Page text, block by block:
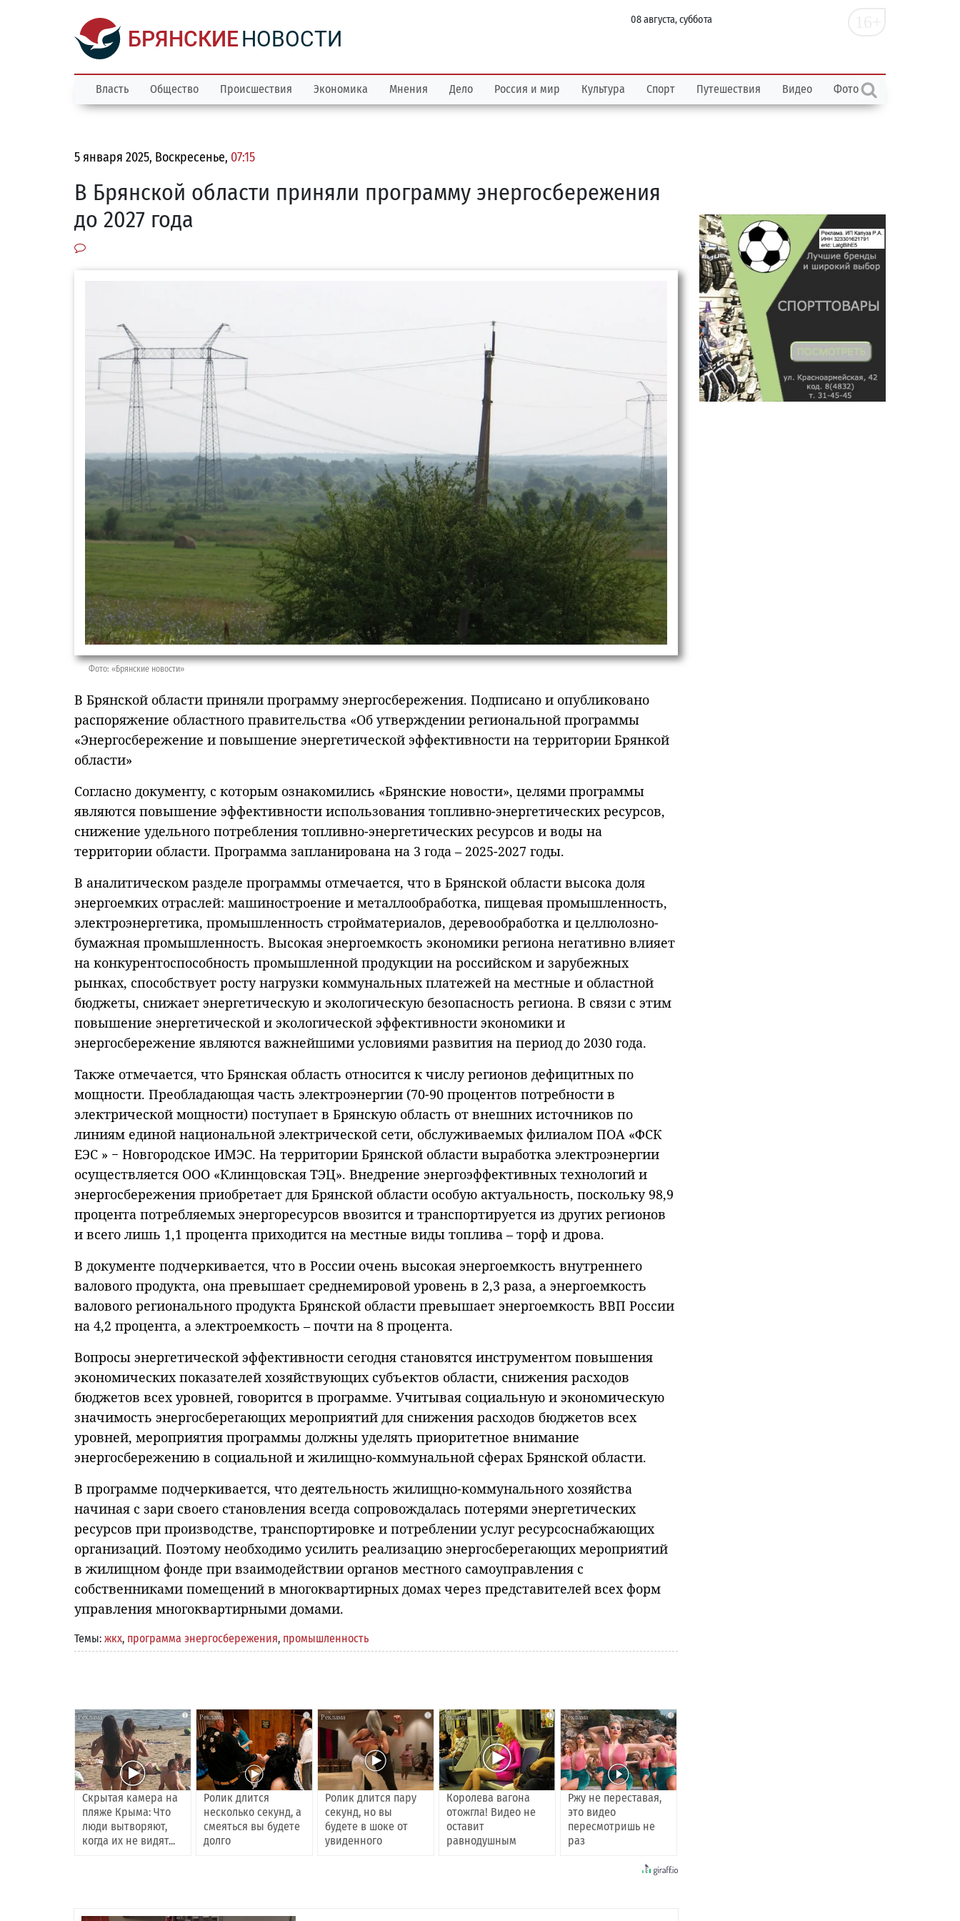
БРЯНСКИЕНОВОСТИ
08 августа, суббота
Власть Общество Происшествия Экономика Мнения Дело Россия и мир Культура Спорт Путешествия Видео Фото
5 января 2025, Воскресенье, 07:15
В Брянской области приняли программу энергосбережения
до 2027 года
Фото: «Брянские новости»
В Брянской области приняли программу энергосбережения. Подписано и опубликовано
распоряжение областного правительства «Об утверждении региональной программы
«Энергосбережение и повышение энергетической эффективности на территории Брянкой
области»
Согласно документу, с которым ознакомились «Брянские новости», целями программы
являются повышение эффективности использования топливно-энергетических ресурсов,
снижение удельного потребления топливно-энергетических ресурсов и воды на
территории области. Программа запланирована на 3 года – 2025-2027 годы.
В аналитическом разделе программы отмечается, что в Брянской области высока доля
энергоемких отраслей: машиностроение и металлообработка, пищевая промышленность,
электроэнергетика, промышленность стройматериалов, деревообработка и целлюлозно-
бумажная промышленность. Высокая энергоемкость экономики региона негативно влияет
на конкурентоспособность промышленной продукции на российском и зарубежных
рынках, способствует росту нагрузки коммунальных платежей на местные и областной
бюджеты, снижает энергетическую и экологическую безопасность региона. В связи с этим
повышение энергетической и экологической эффективности экономики и
энергосбережение являются важнейшими условиями развития на период до 2030 года.
Также отмечается, что Брянская область относится к числу регионов дефицитных по
мощности. Преобладающая часть электроэнергии (70-90 процентов потребности в
электрической мощности) поступает в Брянскую область от внешних источников по
линиям единой национальной электрической сети, обслуживаемых филиалом ПОА «ФСК
ЕЭС » − Новгородское ИМЭС. На территории Брянской области выработка электроэнергии
осуществляется ООО «Клинцовская ТЭЦ». Внедрение энергоэффективных технологий и
энергосбережения приобретает для Брянской области особую актуальность, поскольку 98,9
процента потребляемых энергоресурсов ввозится и транспортируется из других регионов
и всего лишь 1,1 процента приходится на местные виды топлива – торф и дрова.
В документе подчеркивается, что в России очень высокая энергоемкость внутреннего
валового продукта, она превышает среднемировой уровень в 2,3 раза, а энергоемкость
валового регионального продукта Брянской области превышает энергоемкость ВВП России
на 4,2 процента, а электроемкость – почти на 8 процента.
Вопросы энергетической эффективности сегодня становятся инструментом повышения
экономических показателей хозяйствующих субъектов области, снижения расходов
бюджетов всех уровней, говорится в программе. Учитывая социальную и экономическую
значимость энергосберегающих мероприятий для снижения расходов бюджетов всех
уровней, мероприятия программы должны уделять приоритетное внимание
энергосбережению в социальной и жилищно-коммунальной сферах Брянской области.
В программе подчеркивается, что деятельность жилищно-коммунального хозяйства
начиная с зари своего становления всегда сопровождалась потерями энергетических
ресурсов при производстве, транспортировке и потреблении услуг ресурсоснабжающих
организаций. Поэтому необходимо усилить реализацию энергосберегающих мероприятий
в жилищном фонде при взаимодействии органов местного самоуправления с
собственниками помещений в многоквартирных домах через представителей всех форм
управления многоквартирными домами.
Темы: жкх, программа энергосбережения, промышленность
i
Скрытая камера на
пляже Крыма: Что
люди вытворяют,
когда их не видят...
i
Ролик длится
несколько секунд, а
смеяться вы будете
долго
i
Ролик длится пару
секунд, но вы
будете в шоке от
увиденного
i
Королева вагона
отожгла! Видео не
оставит
равнодушным
i
Ржу не переставая,
это видео
пересмотришь не
раз